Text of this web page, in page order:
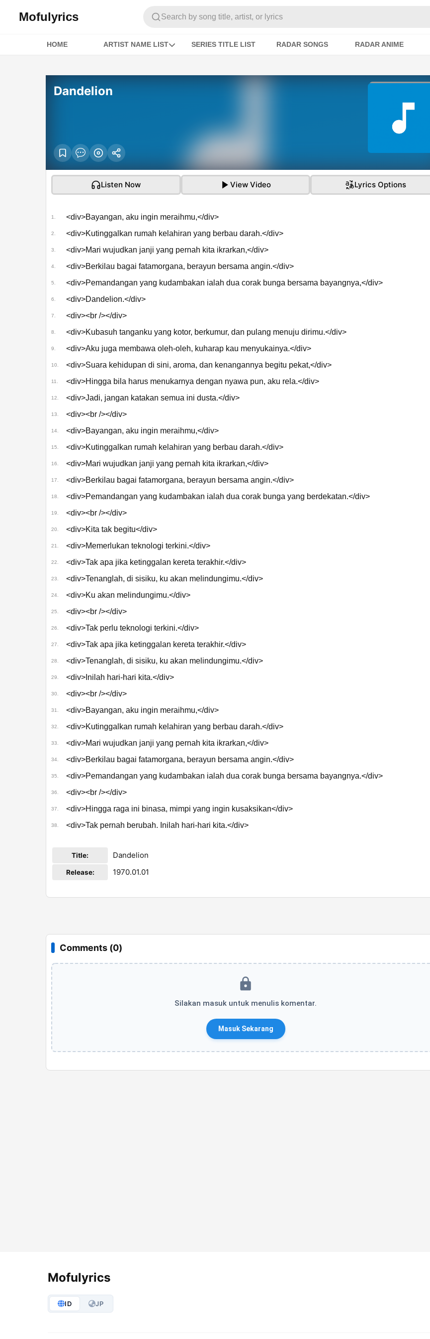
Mofulyrics Search by song title, artist, or lyrics
HOME ARTIST NAME LIST SERIES TITLE LIST RADAR SONGS RADAR ANIME
Dandelion
Listen Now View Video Lyrics Options
go!go!vanillas - ダンデ
Video]
1. <div>Bayangan, aku ingin meraihmu,</div>
2. <div>Kutinggalkan rumah kelahiran yang berbau darah.</div>
3. <div>Mari wujudkan janji yang pernah kita ikrarkan,</div>
4. <div>Berkilau bagai fatamorgana, berayun bersama angin.</div>
5. <div>Pemandangan yang kudambakan ialah dua corak bunga bersama bayangnya,</div>
6. <div>Dandelion.</div>
7. <div><br /></div>
8. <div>Kubasuh tanganku yang kotor, berkumur, dan pulang menuju dirimu.</div>
9. <div>Aku juga membawa oleh-oleh, kuharap kau menyukainya.</div>
10. <div>Suara kehidupan di sini, aroma, dan kenangannya begitu pekat,</div>
11. <div>Hingga bila harus menukarnya dengan nyawa pun, aku rela.</div>
12. <div>Jadi, jangan katakan semua ini dusta.</div>
13. <div><br /></div>
14. <div>Bayangan, aku ingin meraihmu,</div>
15. <div>Kutinggalkan rumah kelahiran yang berbau darah.</div>
16. <div>Mari wujudkan janji yang pernah kita ikrarkan,</div>
17. <div>Berkilau bagai fatamorgana, berayun bersama angin.</div>
18. <div>Pemandangan yang kudambakan ialah dua corak bunga yang berdekatan.</div>
19. <div><br /></div>
20. <div>Kita tak begitu</div>
21. <div>Memerlukan teknologi terkini.</div>
22. <div>Tak apa jika ketinggalan kereta terakhir.</div>
23. <div>Tenanglah, di sisiku, ku akan melindungimu.</div>
24. <div>Ku akan melindungimu.</div>
25. <div><br /></div>
26. <div>Tak perlu teknologi terkini.</div>
27. <div>Tak apa jika ketinggalan kereta terakhir.</div>
28. <div>Tenanglah, di sisiku, ku akan melindungimu.</div>
29. <div>Inilah hari‑hari kita.</div>
30. <div><br /></div>
31. <div>Bayangan, aku ingin meraihmu,</div>
32. <div>Kutinggalkan rumah kelahiran yang berbau darah.</div>
33. <div>Mari wujudkan janji yang pernah kita ikrarkan,</div>
34. <div>Berkilau bagai fatamorgana, berayun bersama angin.</div>
35. <div>Pemandangan yang kudambakan ialah dua corak bunga bersama bayangnya.</div>
36. <div><br /></div>
37. <div>Hingga raga ini binasa, mimpi yang ingin kusaksikan</div>
38. <div>Tak pernah berubah. Inilah hari-hari kita.</div>
Title: Dandelion
Release: 1970.01.01
Comments (0)
Silakan masuk untuk menulis komentar.
Masuk Sekarang
Lyrics OptionsMofulyrics
ID JP